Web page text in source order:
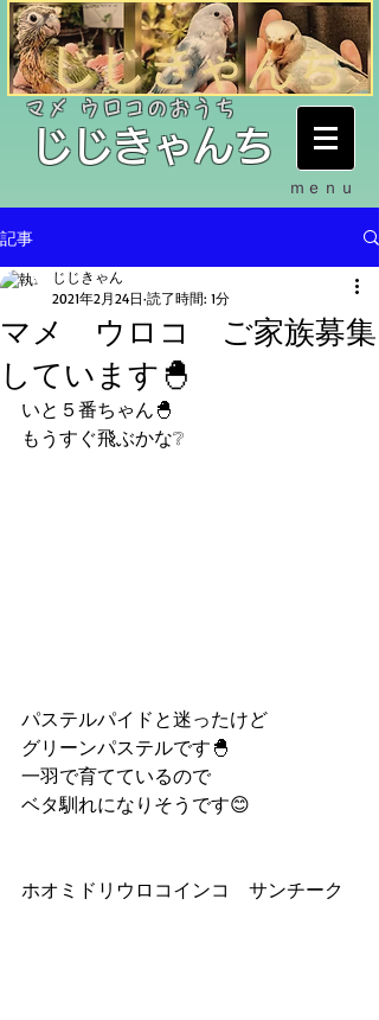
​マメ ウロコのおうち
​じじきゃんち
ｍｅｎｕ
記事
マメ ウロコ ご家族募集
しています🐣
じじきゃん
2021年2月24日 読了時間: 1分
いと５番ちゃん🐣
もうすぐ飛ぶかな❔
パステルパイドと迷ったけど
グリーンパステルです🐣
一羽で育てているので
ベタ馴れになりそうです😊
ホオミドリウロコインコ　サンチーク